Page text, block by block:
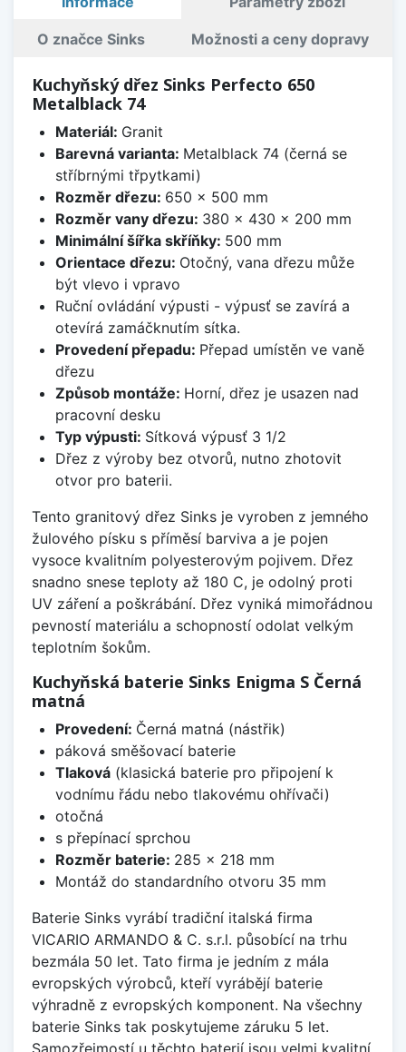
O značce Sinks Možnosti a ceny dopravy
Kuchyňský dřez Sinks Perfecto 650
Metalblack 74
Materiál: Granit
Barevná varianta: Metalblack 74 (černá se
stříbrnými třpytkami)
Rozměr dřezu: 650 x 500 mm
Rozměr vany dřezu: 380 x 430 x 200 mm
Minimální šířka skříňky: 500 mm
Orientace dřezu: Otočný, vana dřezu může
být vlevo i vpravo
Ruční ovládání výpusti - výpusť se zavírá a
otevírá zamáčknutím sítka.
Provedení přepadu: Přepad umístěn ve vaně
dřezu
Způsob montáže: Horní, dřez je usazen nad
pracovní desku
Typ výpusti: Sítková výpusť 3 1/2
Dřez z výroby bez otvorů, nutno zhotovit
otvor pro baterii.
Tento granitový dřez Sinks je vyroben z jemného
žulového písku s příměsí barviva a je pojen
vysoce kvalitním polyesterovým pojivem. Dřez
snadno snese teploty až 180 C, je odolný proti
UV záření a poškrábání. Dřez vyniká mimořádnou
pevností materiálu a schopností odolat velkým
teplotním šokům.
Kuchyňská baterie Sinks Enigma S Černá
matná
Provedení: Černá matná (nástřik)
páková směšovací baterie
Tlaková(klasická baterie pro připojení k
vodnímu řádu nebo tlakovému ohřívači)
otočná
s přepínací sprchou
Rozměr baterie: 285 x 218 mm
Montáž do standardního otvoru 35 mm
Baterie Sinks vyrábí tradiční italská firma
VICARIO ARMANDO & C. s.r.l. působící na trhu
bezmála 50 let. Tato firma je jedním z mála
evropských výrobců, kteří vyrábějí baterie
výhradně z evropských komponent. Na všechny
baterie Sinks tak poskytujeme záruku 5 let.
Samozřejmostí u těchto baterií jsou velmi kvalitní